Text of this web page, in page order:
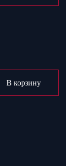
В корзину